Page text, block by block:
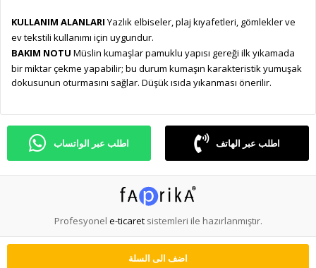
اضف الى السلة
KULLANIM ALANLARI Yazlık elbiseler, plaj kıyafetleri, gömlekler ve
ev tekstili kullanımı için uygundur.
BAKIM NOTU Müslin kumaşlar pamuklu yapısı gereği ilk yıkamada
bir miktar çekme yapabilir; bu durum kumaşın karakteristik yumuşak
dokusunun oturmasını sağlar. Düşük ısıda yıkanması önerilir.
اطلب عبر الواتساب اطلب عبر الهاتف
Profesyonel e-ticaretsistemleri ile hazırlanmıştır.